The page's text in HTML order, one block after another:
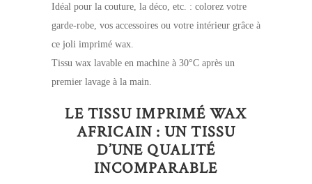
Idéal pour la couture, la déco, etc. : colorez votre
garde-robe, vos accessoires ou votre intérieur grâce à
ce joli imprimé wax.
Tissu wax lavable en machine à 30°C après un
premier lavage à la main.
LE TISSU IMPRIMÉ WAX
AFRICAIN : UN TISSU
D’UNE QUALITÉ
INCOMPARABLE